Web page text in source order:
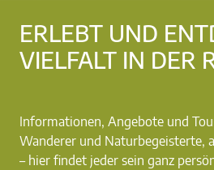
ERLEBT UND
VIELFALT IN DER
Informationen, Angebote und
Wanderer und Naturbegeisterte,
– hier findet jeder sein ganz